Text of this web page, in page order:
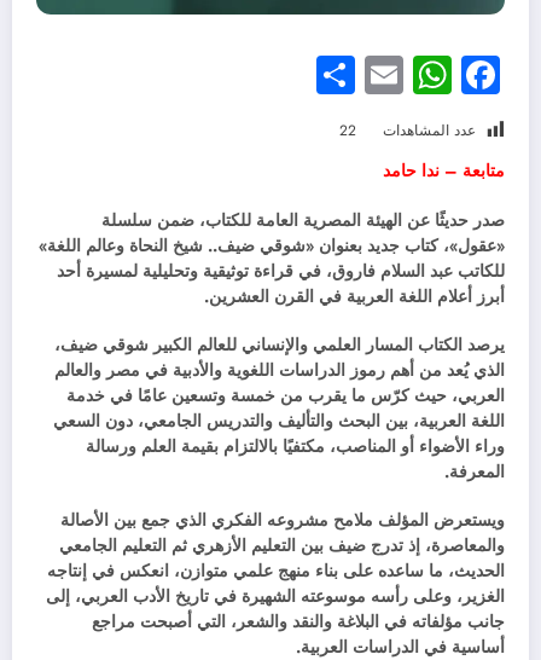
Facebook
WhatsApp
Email
عدد المشاهدات 22
متابعة – ندا حامد
صدر حديثًا عن الهيئة المصرية العامة للكتاب، ضمن سلسلة
«عقول»، كتاب جديد بعنوان «شوقي ضيف.. شيخ النحاة وعالم اللغة»
للكاتب عبد السلام فاروق، في قراءة توثيقية وتحليلية لمسيرة أحد
أبرز أعلام اللغة العربية في القرن العشرين.
يرصد الكتاب المسار العلمي والإنساني للعالم الكبير شوقي ضيف،
الذي يُعد من أهم رموز الدراسات اللغوية والأدبية في مصر والعالم
العربي، حيث كرّس ما يقرب من خمسة وتسعين عامًا في خدمة
اللغة العربية، بين البحث والتأليف والتدريس الجامعي، دون السعي
وراء الأضواء أو المناصب، مكتفيًا بالالتزام بقيمة العلم ورسالة
المعرفة.
ويستعرض المؤلف ملامح مشروعه الفكري الذي جمع بين الأصالة
والمعاصرة، إذ تدرج ضيف بين التعليم الأزهري ثم التعليم الجامعي
الحديث، ما ساعده على بناء منهج علمي متوازن، انعكس في إنتاجه
الغزير، وعلى رأسه موسوعته الشهيرة في تاريخ الأدب العربي، إلى
جانب مؤلفاته في البلاغة والنقد والشعر، التي أصبحت مراجع
أساسية في الدراسات العربية.